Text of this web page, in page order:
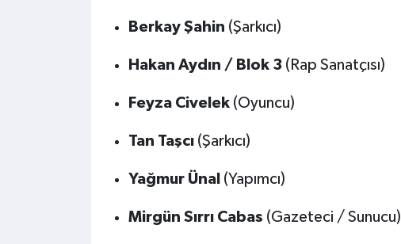
Berkay Şahin (Şarkıcı)
Hakan Aydın / Blok 3(Rap Sanatçısı)
Feyza Civelek(Oyuncu)
Tan Taşcı(Şarkıcı)
Yağmur Ünal (Yapımcı)
Mirgün Sırrı Cabas (Gazeteci / Sunucu)